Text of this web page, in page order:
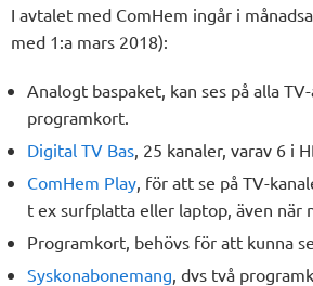
I avtalet med ComHem ingår i
med 1:a mars 2018):
Analogt baspaket, kan ses på alla
programkort.
Digital TV Bas, 25 kanaler, varav 6 i
ComHem Play, för att se på TV-
t ex surfplatta eller laptop, även när
Programkort, behövs för att kunna
Syskonabonemang, dvs två